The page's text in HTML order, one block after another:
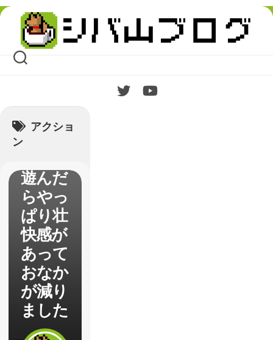
Skip
content
アクショ
ン
【朧村
正】
遊んだ
らやっ
ぱり壮
快感が
あって
おなか
が減り
ました